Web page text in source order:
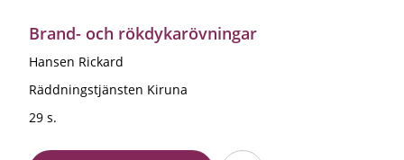
Brand- och rökdykarövningar
Hansen Rickard
Räddningstjänsten Kiruna
29 s.